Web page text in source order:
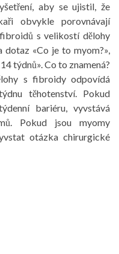
aby se ujistil, že
obvykle porovnávají
s velikostí dělohy
dotaz «Co je to myom?»,
týdnů». Co to znamená?
s fibroidy odpovídá
těhotenství. Pokud
bariéru, vyvstává
Pokud jsou myomy
otázka chirurgické